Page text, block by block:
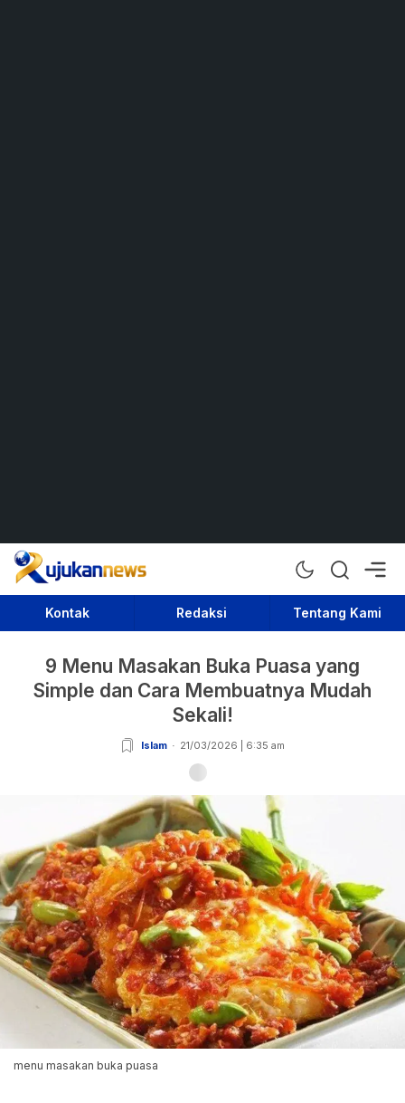
Rujukan News
Satu Rujukan Sejuta Informasi
Kontak Redaksi Tentang Kami
9 Menu Masakan Buka Puasa yang
Simple dan Cara Membuatnya Mudah
Sekali!
Islam 21/03/2026 | 6:35 am
menu masakan buka puasa